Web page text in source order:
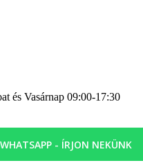
(hálószoba és nappali,
homokos és kavicsos
és napernyők.
és Vasárnap 09:00-17:30
WHATSAPP - ÍRJON NEKÜNK